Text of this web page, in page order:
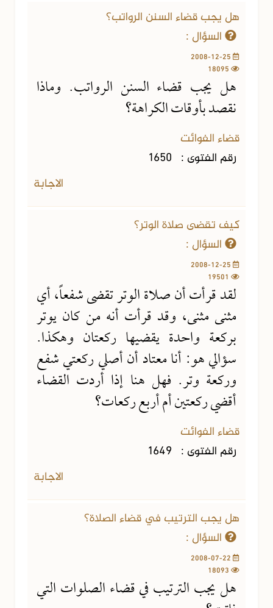
هل يجب قضاء السنن الرواتب؟
السؤال :
هل يجب قضاء السنن الرواتب. وماذا
نقصد بأوقات الكراهة؟
قضاء الفوائت
رقم الفتوى : 1650
الاجابة
كيف تقضى صلاة الوتر؟
السؤال :
لقد قرأت أن صلاة الوتر تقضى شفعاً، أي
مثنى مثنى، وقد قرأت أنه من كان يوتر
بركعة واحدة يقضيها ركعتان وهكذا.
سؤالي هو: أنا معتاد أن أصلي ركعتي شفع
وركعة وتر. فهل هنا إذا أردت القضاء
أقضي ركعتين أم أربع ركعات؟
قضاء الفوائت
رقم الفتوى : 1649
الاجابة
هل يجب الترتيب في قضاء الصلاة؟
السؤال :
هل يجب الترتيب في قضاء الصلوات التي